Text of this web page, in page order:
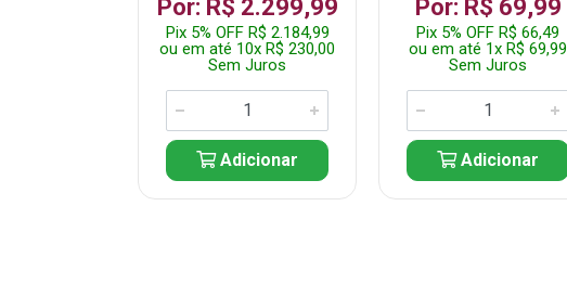
Por: R$ 2.299,99
Pix 5% OFF R$ 2.184,99
ou em até 10x R$ 230,00
Sem Juros
Adicionar
Por: R$ 69,99
Pix 5% OFF R$ 66,49
ou em até 1x R$ 69,99
Sem Juros
Adicionar